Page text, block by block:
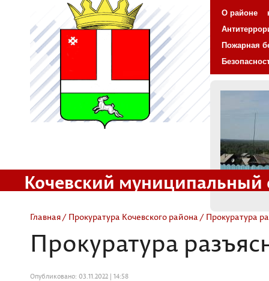
О районе
Пожарная
Кочевский муниципальный
Главная/ Прокуратура Кочевского района / Прокуратура
Прокуратура
Опубликовано: 03.11.2022 | 14:58